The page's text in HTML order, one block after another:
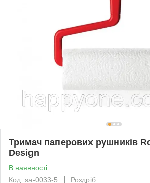
Тримач паперових рушників
Design
В наявності
Код: sa-0033-5
Роздріб